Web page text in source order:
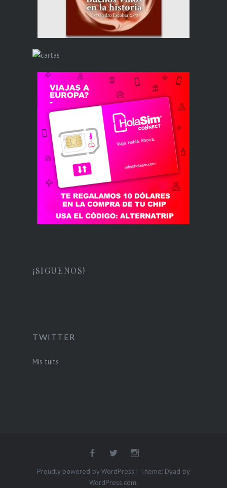
¡SIGUENOS!
TWITTER
Mis tuits
Proudly powered by WordPress | Theme: Dyad by
WordPress.com.